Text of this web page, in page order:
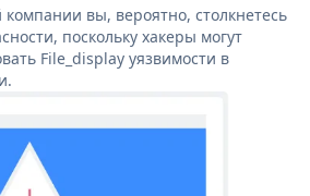
вы, вероятно, столкнетесь
поскольку хакеры могут
File_display уязвимости в